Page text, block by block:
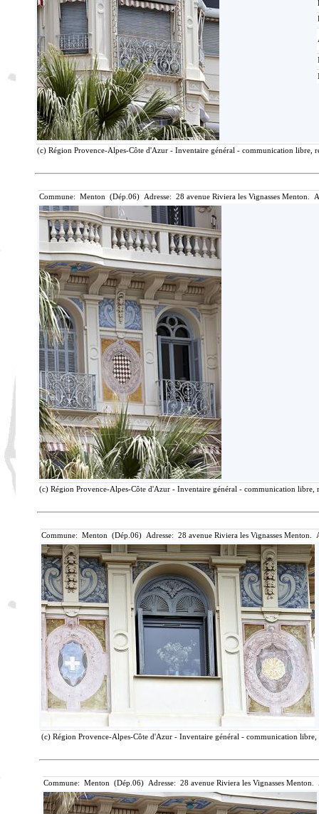
(c) Région Provence-Alpes-Côte d'Azur - Inventaire général - communication libre,
Commune: Menton (Dép.06) Adresse: 28 avenue Riviera les Vignasses Menton.
(c) Région Provence-Alpes-Côte d'Azur - Inventaire général - communication libre,
Commune: Menton (Dép.06) Adresse: 28 avenue Riviera les Vignasses
(c) Région Provence-Alpes-Côte d'Azur - Inventaire général - communication
Commune: Menton (Dép.06) Adresse: 28 avenue Riviera les Vignasses